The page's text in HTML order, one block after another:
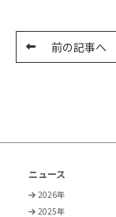
前の記事へ
ニュース
2026年
2025年